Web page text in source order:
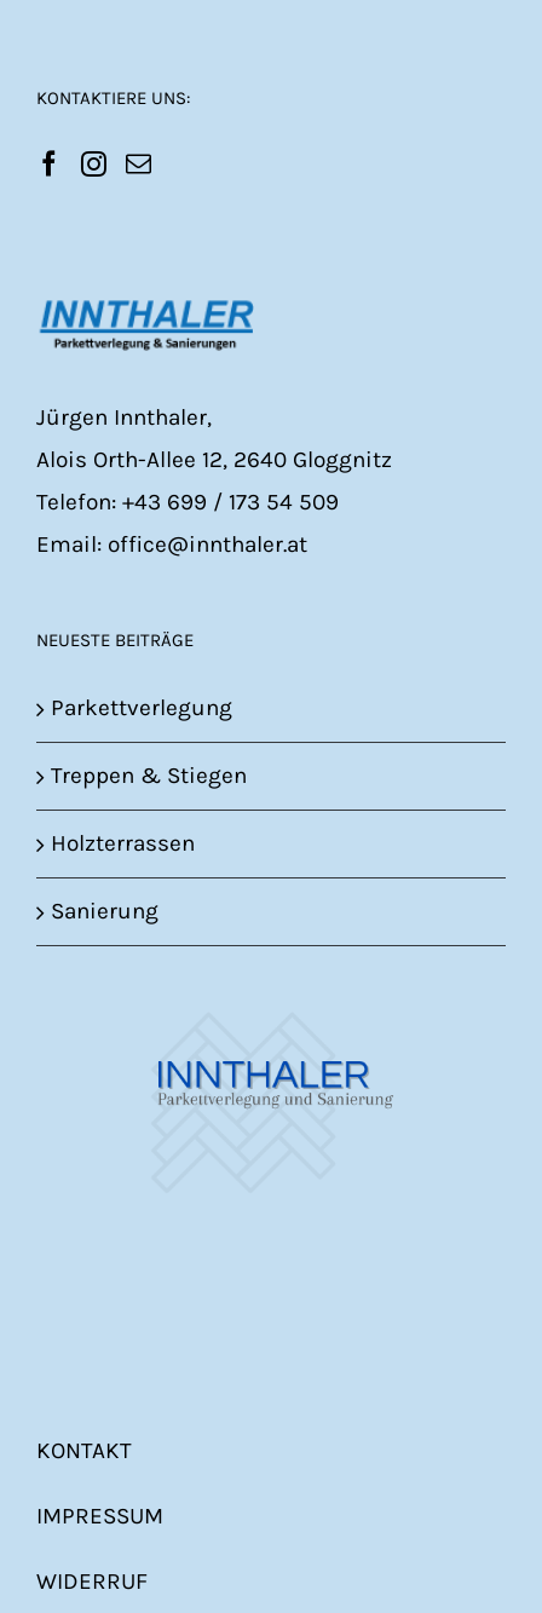
KONTAKTIERE UNS:
Jürgen Innthaler,
Alois Orth-Allee 12, 2640 Gloggnitz
Telefon: +43 699 / 173 54 509
Email: office@innthaler.at
NEUESTE BEITRÄGE
Parkettverlegung
Treppen & Stiegen
Holzterrassen
Sanierung
KONTAKT
IMPRESSUM
WIDERRUF